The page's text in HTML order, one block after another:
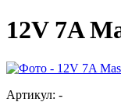
12V 7A
Артикул: -